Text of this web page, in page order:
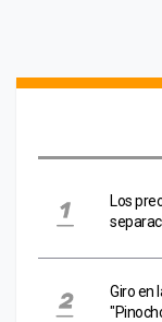
Los
Giro en